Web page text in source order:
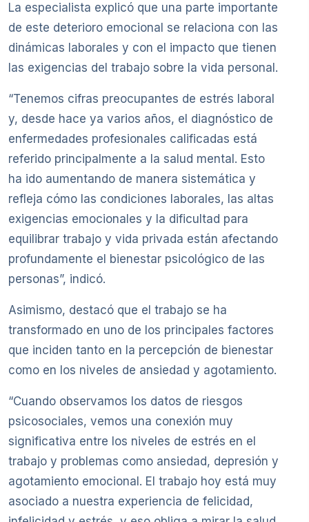
La especialista explicó que una parte importante
de este deterioro emocional se relaciona con las
dinámicas laborales y con el impacto que tienen
las exigencias del trabajo sobre la vida personal.
“Tenemos cifras preocupantes de estrés laboral
y, desde hace ya varios años, el diagnóstico de
enfermedades profesionales calificadas está
referido principalmente a la salud mental. Esto
ha ido aumentando de manera sistemática y
refleja cómo las condiciones laborales, las altas
exigencias emocionales y la dificultad para
equilibrar trabajo y vida privada están afectando
profundamente el bienestar psicológico de las
personas”, indicó.
Asimismo, destacó que el trabajo se ha
transformado en uno de los principales factores
que inciden tanto en la percepción de bienestar
como en los niveles de ansiedad y agotamiento.
“Cuando observamos los datos de riesgos
psicosociales, vemos una conexión muy
significativa entre los niveles de estrés en el
trabajo y problemas como ansiedad, depresión y
agotamiento emocional. El trabajo hoy está muy
asociado a nuestra experiencia de felicidad,